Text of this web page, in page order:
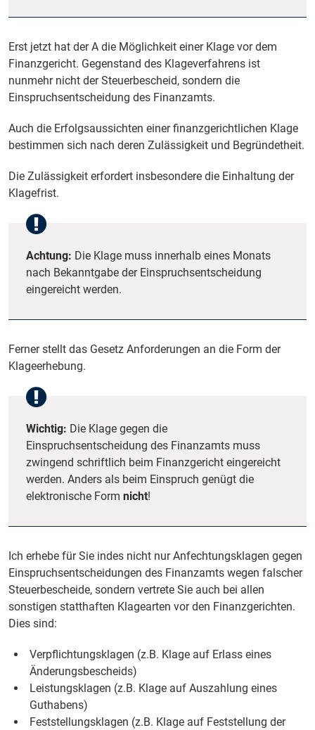
Erst jetzt hat der A die Möglichkeit einer Klage vor dem
Finanzgericht. Gegenstand des Klageverfahrens ist
nunmehr nicht der Steuerbescheid, sondern die
Einspruchsentscheidung des Finanzamts.
Auch die Erfolgsaussichten einer finanzgerichtlichen Klage
bestimmen sich nach deren Zulässigkeit und Begründetheit.
Die Zulässigkeit erfordert insbesondere die Einhaltung der
Klagefrist.
Achtung: Die Klage muss innerhalb eines Monats
nach Bekanntgabe der Einspruchsentscheidung
eingereicht werden.
Ferner stellt das Gesetz Anforderungen an die Form der
Klageerhebung.
Wichtig: Die Klage gegen die
Einspruchsentscheidung des Finanzamts muss
zwingend schriftlich beim Finanzgericht eingereicht
werden. Anders als beim Einspruch genügt die
elektronische Form nicht!
Ich erhebe für Sie indes nicht nur Anfechtungsklagen gegen
Einspruchsentscheidungen des Finanzamts wegen falscher
Steuerbescheide, sondern vertrete Sie auch bei allen
sonstigen statthaften Klagearten vor den Finanzgerichten.
Dies sind:
Verpflichtungsklagen (z.B. Klage auf Erlass eines
Änderungsbescheids)
Leistungsklagen (z.B. Klage auf Auszahlung eines
Guthabens)
Feststellungsklagen (z.B. Klage auf Feststellung der